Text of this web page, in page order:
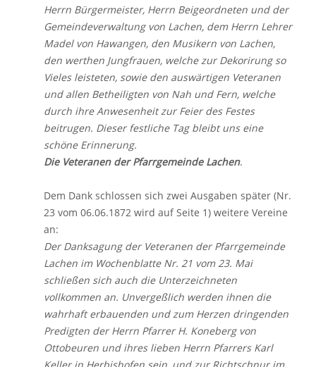
Herrn Bürgermeister, Herrn Beigeordneten und der
Gemeindeverwaltung von Lachen, dem Herrn Lehrer
Madel von Hawangen, den Musikern von Lachen,
den werthen Jungfrauen, welche zur Dekorirung so
Vieles leisteten, sowie den auswärtigen Veteranen
und allen Betheiligten von Nah und Fern, welche
durch ihre Anwesenheit zur Feier des Festes
beitrugen. Dieser festliche Tag bleibt uns eine
schöne Erinnerung.
Die Veteranen der Pfarrgemeinde Lachen.
Dem Dank schlossen sich zwei Ausgaben später (Nr.
23 vom 06.06.1872 wird auf Seite 1) weitere Vereine
an:
Der Danksagung der Veteranen der Pfarrgemeinde
Lachen im Wochenblatte Nr. 21 vom 23. Mai
schließen sich auch die Unterzeichneten
vollkommen an. Unvergeßlich werden ihnen die
wahrhaft erbauenden und zum Herzen dringenden
Predigten der Herrn Pfarrer H. Koneberg von
Ottobeuren und ihres lieben Herrn Pfarrers Karl